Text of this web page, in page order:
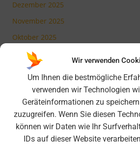
Wir verwenden
Um Ihnen die bestmögliche
verwenden wir Technologien
Geräteinformationen zu
zuzugreifen. Wenn Sie diesen
können wir Daten wie Ihr
IDs auf dieser Website
Dezember 2025
November 2025
Oktober 2025
Juli 2025
Mai 2025
März 2025
Februar 2025
November 2024
Oktober 2024